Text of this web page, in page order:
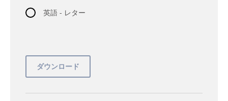
英語 - レター